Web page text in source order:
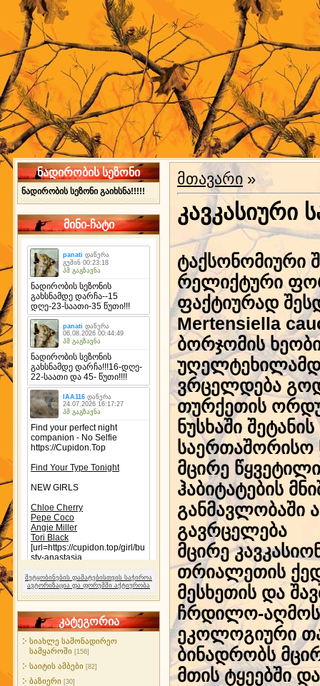
ნადირობის სეზონი
ნადირობის სეზონი გაიხსნა!!!!!
მინი-ჩატი
შეტყობინების დამატებისთვის საჭიროა
ავტორიზაცია და ფორუმში აქტიურობა
კატეგორია
სიახლე სამონადირეო
სამყაროში [156]
საიტის ამბები [82]
ბაზიერი [30]
მთავარი »
კავკასიური
ტაქსონომიური
რელიქტური
ფაქტიურად
Mertensiella
ბორჯომის
ვრცელდება
თურქეთის
ნუსხაში შეტანის
საერთაშორისო
მცირე
ჰაბიტატების
განმავლობაში
გავრცელება
მცირე
თრიალეთის
მესხეთის და
ჩრდილო-
ეკოლოგიური
ბინადრობს
მთის ტყეებში